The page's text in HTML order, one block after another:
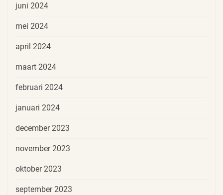
juni 2024
mei 2024
april 2024
maart 2024
februari 2024
januari 2024
december 2023
november 2023
oktober 2023
september 2023